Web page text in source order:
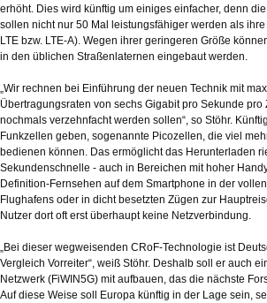
erhöht. Dies wird künftig um einiges einfacher, denn
sollen nicht nur 50 Mal leistungsfähiger werden als
LTE bzw. LTE-A). Wegen ihrer geringeren Größe
in den üblichen Straßenlaternen eingebaut werden.
„Wir rechnen bei Einführung der neuen Technik mit
Übertragungsraten von sechs Gigabit pro Sekunde pro
nochmals verzehnfacht werden sollen“, so Stöhr.
Funkzellen geben, sogenannte Picozellen, die viel
bedienen können. Das ermöglicht das Herunterladen
Sekundenschnelle - auch in Bereichen mit hoher
Definition-Fernsehen auf dem Smartphone in der
Flughafens oder in dicht besetzten Zügen zur
Nutzer dort oft erst überhaupt keine Netzverbindung.
„Bei dieser wegweisenden CRoF-Technologie ist
Vergleich Vorreiter“, weiß Stöhr. Deshalb soll er auch
Netzwerk (FiWIN5G) mit aufbauen, das die nächste
Auf diese Weise soll Europa künftig in der Lage sein,